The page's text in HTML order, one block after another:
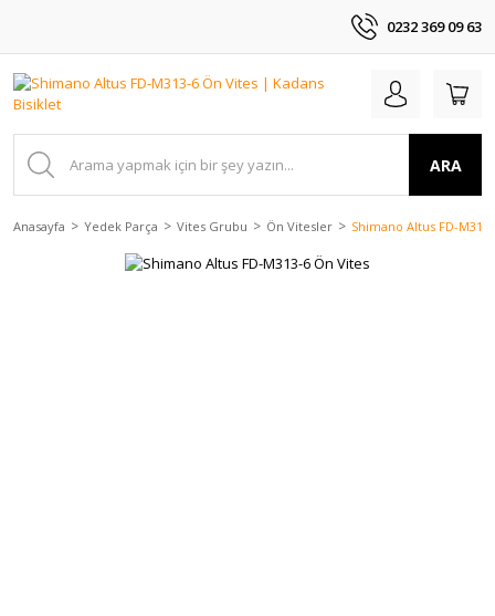
0232 369 09 63
ARA
Anasayfa Yedek Parça Vites Grubu Ön Vitesler Shimano Altus FD-